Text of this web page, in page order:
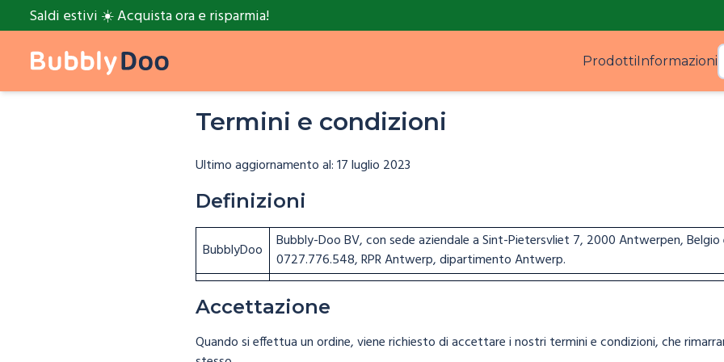
Saldi estivi ☀️ Acquista ora e risparmia!
ProdottiInformazioni
Termini e condizioni
Ultimo aggiornamento al: 17 luglio 2023
Definizioni
BubblyDoo
Bubbly-Doo BV, con sede aziendale a Sint-Pietersvliet 7, 2000 Antwerpen,
0727.776.548, RPR Antwerp, dipartimento Antwerp.
Accettazione
Quando si effettua un ordine, viene richiesto di accettare i nostri termini e condizioni, che